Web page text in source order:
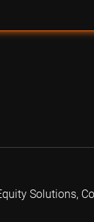
Solutions,